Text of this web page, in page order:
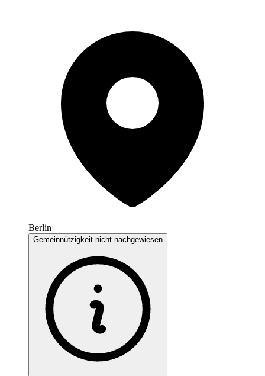
Berlin
Gemeinnützigkeit nicht nachgewiesen